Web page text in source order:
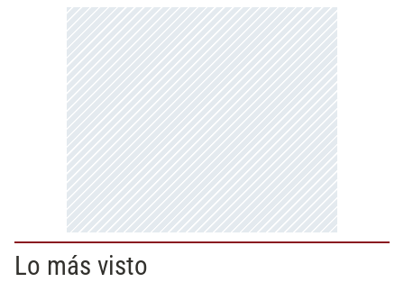
Lo más visto